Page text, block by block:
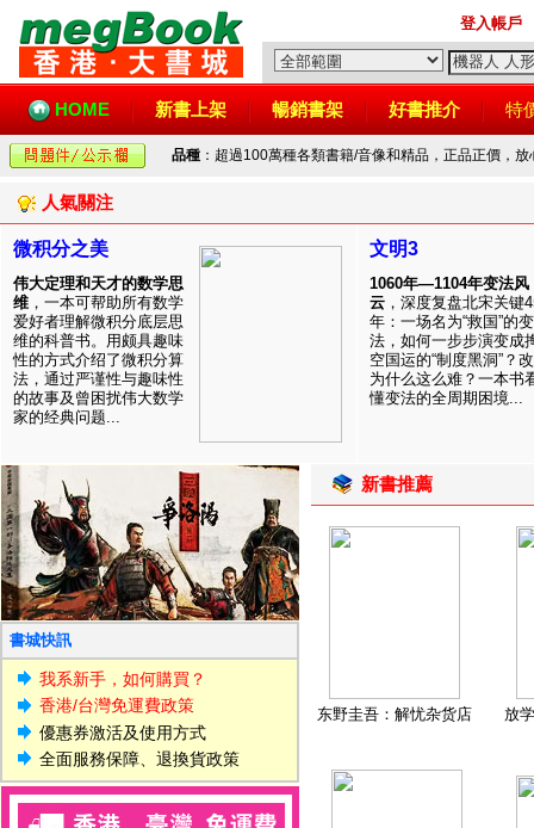
登入帳戶
HOME 新書上架 暢銷書架 好書推介 特
品種 ：超過100萬種各類書籍/音像和精品，正品正價，
人氣關注
微积分之美
伟大定理和天才的数学思
维 ，一本可帮助所有数学
爱好者理解微积分底层思
维的科普书。用颇具趣味
性的方式介绍了微积分算
法，通过严谨性与趣味性
的故事及曾困扰伟大数学
家的经典问题...
文明3
1060年—1104年变法风
云 ，深度复盘北宋关键
年：一场名为“救国”的变
法，如何一步步演变成
空国运的“制度黑洞”？
为什么这么难？一本书
懂变法的全周期困境...
書城快訊
我系新手，如何購買？
香港/台灣免運費政策
優惠券激活及使用方式
全面服務保障、退換貨政策
新書推薦
东野圭吾：解忧杂货店 放